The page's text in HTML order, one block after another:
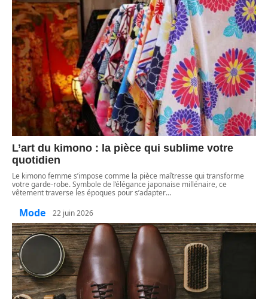
L’art du kimono : la pièce qui sublime votre
quotidien
Le kimono femme s’impose comme la pièce maîtresse qui transforme
votre garde-robe. Symbole de l’élégance japonaise millénaire, ce
vêtement traverse les époques pour s’adapter…
Mode 22 juin 2026